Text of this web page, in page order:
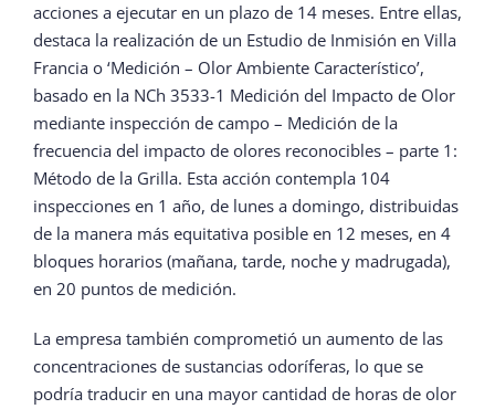
acciones a ejecutar en un plazo de 14 meses. Entre ellas,
destaca la realización de un Estudio de Inmisión en Villa
Francia o ‘Medición – Olor Ambiente Característico’,
basado en la NCh 3533-1 Medición del Impacto de Olor
mediante inspección de campo – Medición de la
frecuencia del impacto de olores reconocibles – parte 1:
Método de la Grilla. Esta acción contempla 104
inspecciones en 1 año, de lunes a domingo, distribuidas
de la manera más equitativa posible en 12 meses, en 4
bloques horarios (mañana, tarde, noche y madrugada),
en 20 puntos de medición.
La empresa también comprometió un aumento de las
concentraciones de sustancias odoríferas, lo que se
podría traducir en una mayor cantidad de horas de olor